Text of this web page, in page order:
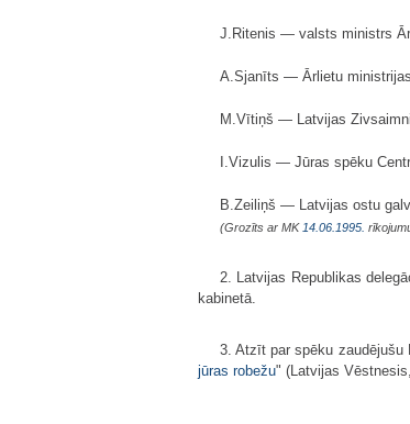
J.Ritenis — valsts ministrs
A.Sjanīts — Ārlietu
M.Vītiņš — Latvijas
I.Vizulis — Jūras spēku
B.Zeiliņš — Latvijas ostu
(Grozīts ar MK 14.06.1995.
2. Latvijas Republikas
kabinetā.
3. Atzīt par spēku zaudējušu
jūras robežu" (Latvijas